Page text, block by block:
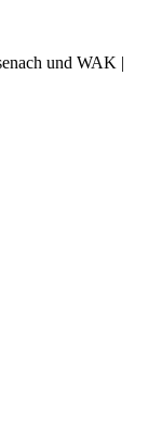
und WAK |